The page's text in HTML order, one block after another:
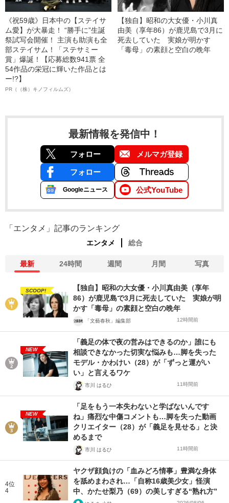
《祝59歳》日本中の【ステイサ
ム愛】が大暴走！ “勝手に”生誕
祭試写会開催！ 主演も助演も全
部ステイサム！「ステサミー
賞」爆誕！【応募総数941票 全
54作品の栄冠に輝いた作品とは
ー!?】
PR（（株）キノフィルムズ）
【独自】昭和の大女優・小川真
由美（享年86）が鹿児島で3月に
死去していた 実娘が明かす
「毒母」の素顔と空白の晩年
最新情報を発信中！
フォロー メルマガ登録
フォロー
Googleニュース 公式YouTube
「エンタメ」記事のランキング
エンタメ 総合
最新 24時間 週間 月間 写真
SCOOP!
【独自】昭和の大女優・小川真由美（享年
86）が鹿児島で3月に死去していた 実娘が明
かす「毒母」の素顔と空白の晩年
「文藝春秋」編集部 12時間前
NEW
「義足の体で夜の営みはできるのか」誰にも
相談できなかった切実な悩みも…脚を失った
モデル・かわけい（28）が「ずっと運がい
い」と言えるワケ
市川 はるひ 11時間前
NEW
「足をもう一本失わないと学ばないんです
ね」痛烈な中傷コメントも…脚を失った動画
クリエイター（28）が「義足を見せる」と決
めるまで
市川 はるひ 11時間前
4位
4
ヤクザ顔負けの「血みどろ情事」豊満な身体
を舐めまわされ…「自称16歳美少女」怪演
中、かたせ梨乃（69）の美しすぎる“熟れ方”